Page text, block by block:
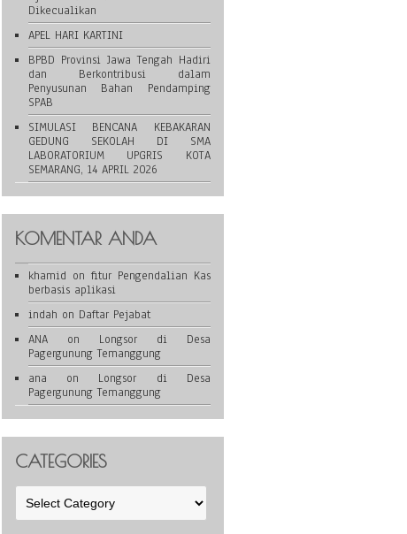
Dikecualikan
APEL HARI KARTINI
BPBD Provinsi Jawa Tengah Hadiri
dan Berkontribusi dalam
Penyusunan Bahan Pendamping
SPAB
SIMULASI BENCANA KEBAKARAN
GEDUNG SEKOLAH DI SMA
LABORATORIUM UPGRIS KOTA
SEMARANG, 14 APRIL 2026
KOMENTAR ANDA
khamid on fitur Pengendalian Kas
berbasis aplikasi
indah on Daftar Pejabat
ANAon Longsor di Desa
Pagergunung Temanggung
ana on Longsor di Desa
Pagergunung Temanggung
CATEGORIES
Categories